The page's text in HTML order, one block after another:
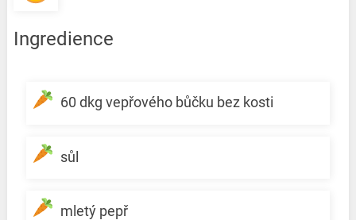
Ingredience
60 dkg vepřového bůčku bez kosti
sůl
mletý pepř